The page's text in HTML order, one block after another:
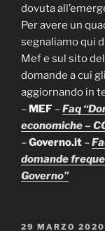
dovuta
Per avere un
segnaliamo qui
Mef e sul sito
domande a cui
aggiornando in
– MEF –Faq
economiche –
–Governo.it –
domande
Governo”
PUBBLICATO
29 MARZO 2020